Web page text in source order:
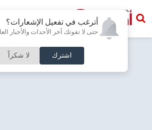
أترغب في تفعيل الإشعارات؟
حتى لا تفوتك آخر الأحداث والأخبار
اشترك لا شكراً